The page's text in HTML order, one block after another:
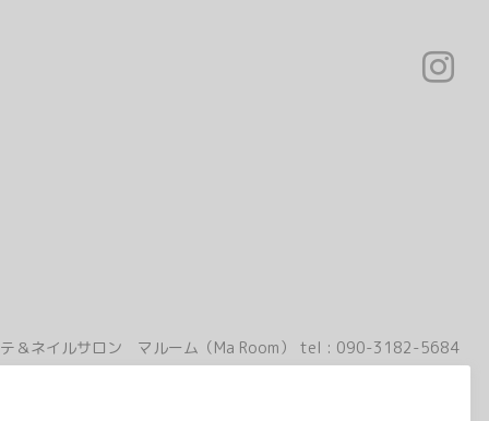
＆ネイルサロン マルーム（Ma Room） tel : 090-3182-5684